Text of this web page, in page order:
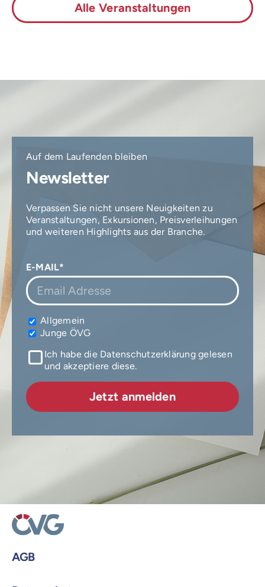
Alle Veranstaltungen
Auf dem Laufenden bleiben
Newsletter
Verpassen Sie nicht unsere Neuigkeiten zu
Veranstaltungen, Exkursionen, Preisverleihungen
und weiteren Highlights aus der Branche.
E-MAIL*
Allgemein
Junge ÖVG
Ich habe die Datenschutzerklärung gelesen
und akzeptiere diese.
AGB